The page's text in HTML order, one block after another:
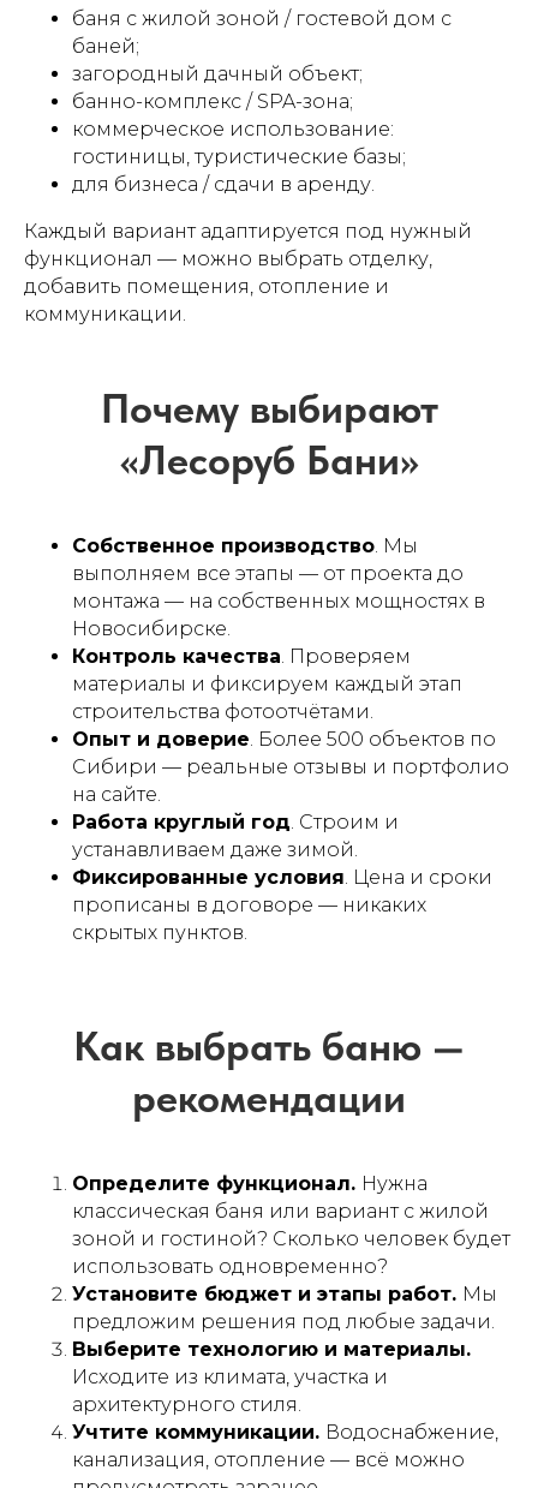
баня с жилой зоной / гостевой дом с
баней;
загородный дачный объект;
банно-комплекс / SPA-зона;
коммерческое использование:
гостиницы, туристические базы;
для бизнеса / сдачи в аренду.
Каждый вариант адаптируется под нужный
функционал — можно выбрать отделку,
добавить помещения, отопление и
коммуникации.
Собственное производство. Мы
выполняем все этапы — от проекта до
монтажа — на собственных мощностях в
Новосибирске.
Контроль качества. Проверяем
материалы и фиксируем каждый этап
строительства фотоотчётами.
Опыт и доверие. Более 500 объектов по
Сибири — реальные отзывы и портфолио
на сайте.
Работа круглый год. Строим и
устанавливаем даже зимой.
Фиксированные условия. Цена и сроки
прописаны в договоре — никаких
скрытых пунктов.
Определите функционал. Нужна
классическая баня или вариант с жилой
зоной и гостиной? Сколько человек будет
использовать одновременно?
Установите бюджет и этапы работ. Мы
предложим решения под любые задачи.
Выберите технологию и материалы.
Исходите из климата, участка и
архитектурного стиля.
Учтите коммуникации. Водоснабжение,
канализация, отопление — всё можно
Похожие проекты